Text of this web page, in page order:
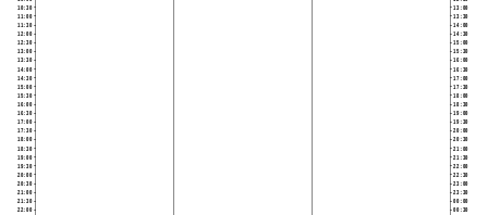
10:30
11:00
11:30
12:00
12:30
13:00
13:30
14:00
14:30
15:00
15:30
16:00
16:30
17:00
17:30
18:00
18:30
19:00
19:30
20:00
20:30
21:00
21:30
22:00
13:00
13:30
14:00
14:30
15:00
15:30
16:00
16:30
17:00
17:30
18:00
18:30
19:00
19:30
20:00
20:30
21:00
21:30
22:00
22:30
23:00
23:30
00:00
00:30